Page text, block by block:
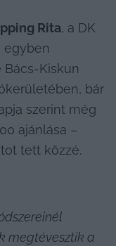
Rita, a DK
egyben
Kiskun
bár
szerint még
ajánlása –
tett közzé.
megtévesztik a